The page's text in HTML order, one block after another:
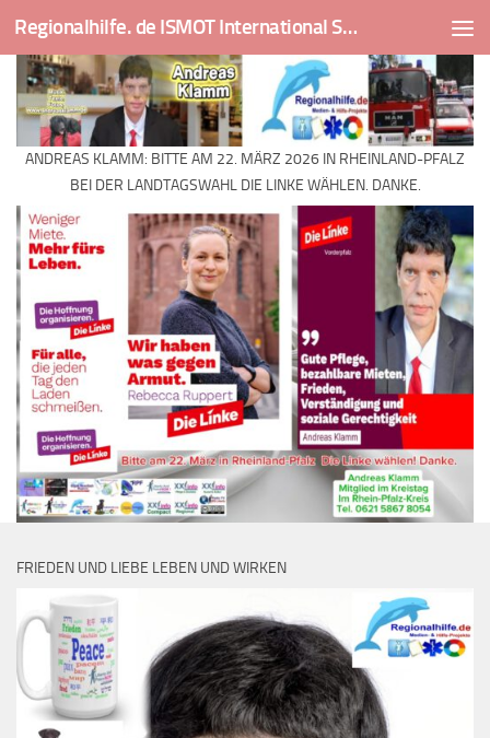
Skip to content Regionalhilfe. de ISMOT International Social And Medical Outreach Team
ANDREAS KLAMM: BITTE AM 22. MÄRZ 2026 IN RHEINLAND-PFALZ
BEI DER LANDTAGSWAHL DIE LINKE WÄHLEN. DANKE.
FRIEDEN UND LIEBE LEBEN UND WIRKEN